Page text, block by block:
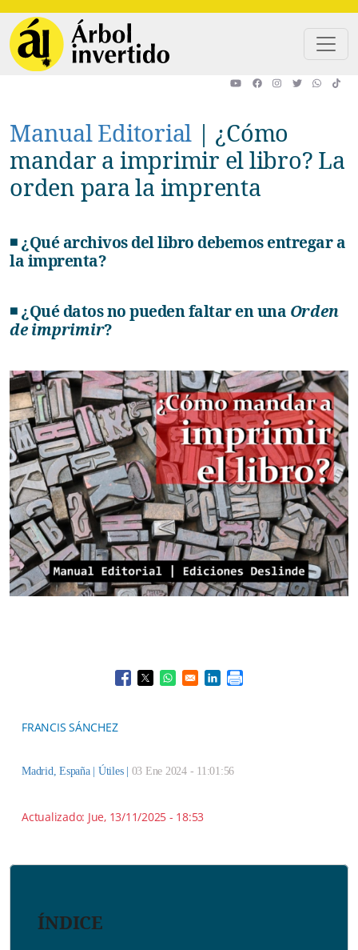
Manual Editorial | ¿Cómo
mandar a imprimir el libro? La
orden para la imprenta
◾ ¿Qué archivos del libro debemos entregar a
la imprenta?
◾ ¿Qué datos no pueden faltar en una Orden
de imprimir?
Opens in a new window
Opens in a new window
Opens in a new window
Opens in a new window
FRANCIS SÁNCHEZ
Madrid, España | Útiles | 03 Ene 2024 - 11:01:56
Actualizado: Jue, 13/11/2025 - 18:53
ÍNDICE